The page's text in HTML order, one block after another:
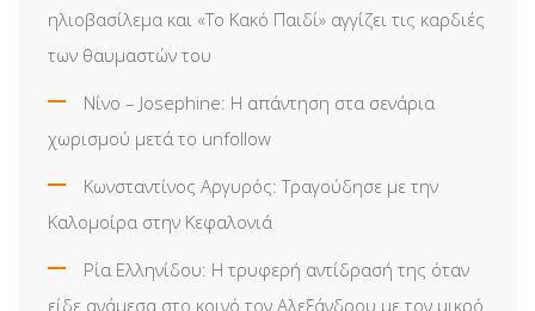
ηλιοβασίλεμα και «Το Κακό Παιδί» αγγίζει τις καρδιές
των θαυμαστών του
Νίνο – Josephine: Η απάντηση στα σενάρια
χωρισμού μετά το unfollow
Κωνσταντίνος Αργυρός: Τραγούδησε με την
Καλομοίρα στην Κεφαλονιά
Ρία Ελληνίδου: H τρυφερή αντίδρασή της όταν
είδε ανάμεσα στο κοινό τον Αλεξάνδρου με τον μικρό